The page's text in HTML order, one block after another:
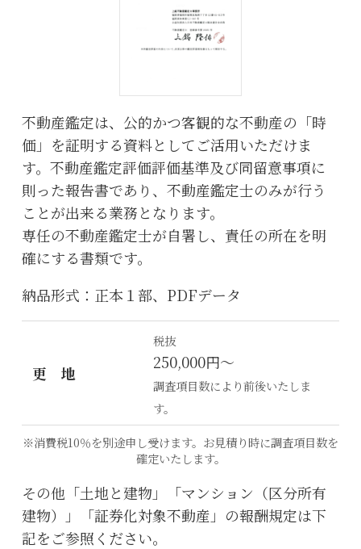
不動産鑑定は、公的かつ客観的な不動産の「時
価」を証明する資料としてご活用いただけま
す。不動産鑑定評価評価基準及び同留意事項に
則った報告書であり、不動産鑑定士のみが行う
ことが出来る業務となります。
専任の不動産鑑定士が自署し、責任の所在を明
確にする書類です。
納品形式：正本１部、PDFデータ
更 地
税抜
250,000円～
調査項目数により前後いたしま
す。
※消費税10％を別途申し受けます。お見積り時に調査項目数を
確定いたします。
その他「土地と建物」「マンション（区分所有
建物）」「証券化対象不動産」の報酬規定は下
記をご参照ください。